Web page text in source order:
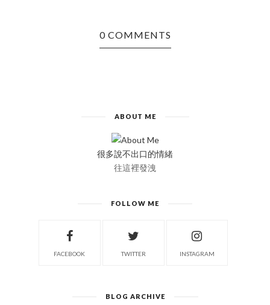
0 COMMENTS
ABOUT ME
很多說不出口的情緒
往這裡發洩
FOLLOW ME
FACEBOOK TWITTER INSTAGRAM
BLOG ARCHIVE